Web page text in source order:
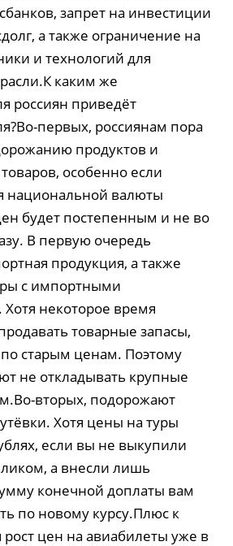
запрет на инвестиции
а также ограничение на
и технологий для
каким же
россиян приведёт
первых, россиянам пора
продуктов и
особенно если
национальной валюты
будет постепенным и не во
В первую очередь
продукция, а также
с импортными
некоторое время
товарные запасы,
старым ценам. Поэтому
не откладывать крупные
вторых, подорожают
Хотя цены на туры
если вы не выкупили
а внесли лишь
конечной доплаты вам
по новому курсу.Плюс к
рост цен на авиабилеты уже в